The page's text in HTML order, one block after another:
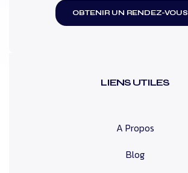
OBTENIR UN RENDEZ-VOUS
LIENS UTILES
A Propos
Blog